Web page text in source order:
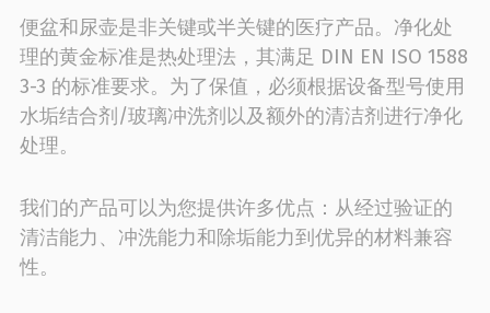
便盆和尿壶是非关键或半关键的医疗产品。净化处
理的黄金标准是热处理法，其满足 DIN EN ISO 1588
3-3 的标准要求。为了保值，必须根据设备型号使用
水垢结合剂/玻璃冲洗剂以及额外的清洁剂进行净化
处理。
我们的产品可以为您提供许多优点：从经过验证的
清洁能力、冲洗能力和除垢能力到优异的材料兼容
性。